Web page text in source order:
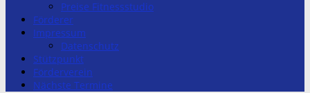
Preise Fitnessstudio
Förderer
Impressum
Datenschutz
Stützpunkt
Förderverein
Nächste Termine